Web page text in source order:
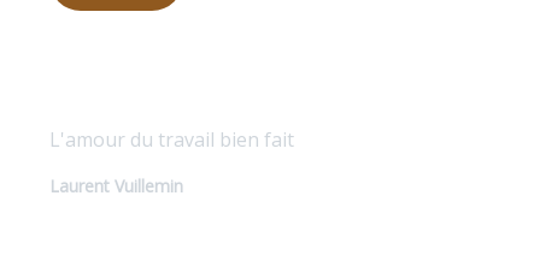
L'amour du travail bien fait
Laurent Vuillemin